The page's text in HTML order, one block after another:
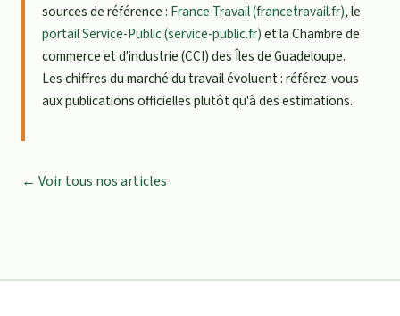
sources de référence : France Travail (francetravail.fr), le
portail Service-Public (service-public.fr)et la Chambre de
commerce et d'industrie (CCI) des Îles de Guadeloupe.
Les chiffres du marché du travail évoluent : référez-vous
aux publications officielles plutôt qu'à des estimations.
← Voir tous nos articles